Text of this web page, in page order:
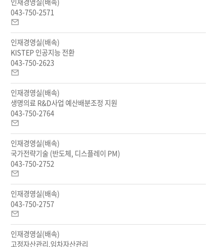
서,
담
당
직
무,
전
화
번
호,
이
메
일
안
내
인재경영실(배속)
043-750-2571
메
일
인재경영실(배속)
KISTEP 인공지능 전환
043-750-2623
메
일
인재경영실(배속)
생명의료 R&D사업 예산배분조정 지원
043-750-2764
메
일
인재경영실(배속)
국가전략기술 (반도체, 디스플레이 PM)
043-750-2752
메
일
인재경영실(배속)
043-750-2757
메
일
인재경영실(배속)
고정자산관리,임차자산관리